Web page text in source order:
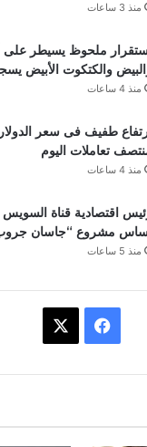
منذ 3 ساعات
ملحوظ يسيطر على
والكتكوت الأبيض يسجل
منذ 4 ساعات
طفيف فى سعر
تعاملات اليوم
منذ 4 ساعات
اقتصادية قناة
مشروع “جاسان
منذ 5 ساعات